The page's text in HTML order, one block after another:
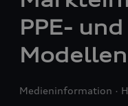
PPE- und
Modellen
Medieninformation